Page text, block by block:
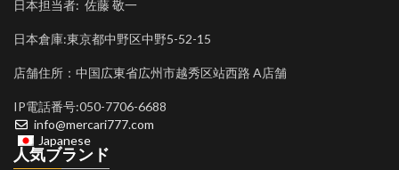
日本担当者: 佐藤 敬一
日本倉庫:東京都中野区中野5-52-15
店舗住所：中国広東省広州市越秀区站西路 A店舗
IP電話番号:050-7706-6688
info@mercari777.com
Japanese
人気ブランド